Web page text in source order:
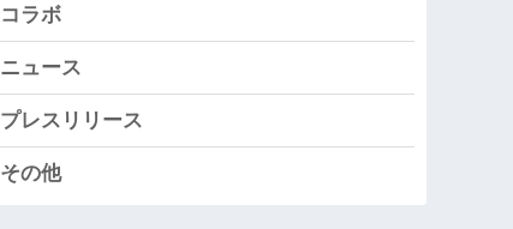
コラボ
ニュース
プレスリリース
その他